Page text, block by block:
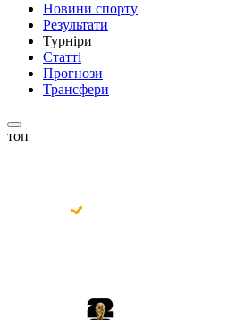
Новини спорту
Результати
Турніри
Статті
Прогнози
Трансфери
топ